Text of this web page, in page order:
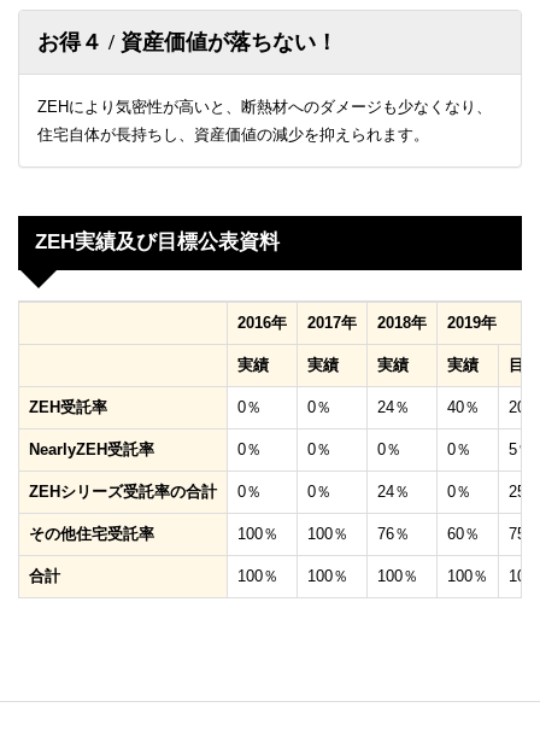
お得４ / 資産価値が落ちない！
ZEHにより気密性が高いと、断熱材へのダメージも少なくなり、
住宅自体が長持ちし、資産価値の減少を抑えられます。
ZEH実績及び目標公表資料
2016年 2017年 2018年 2019年
実績 実績 実績 実績 目標
ZEH受託率 0％ 0％ 24％ 40％ 20％
NearlyZEH受託率 0％ 0％ 0％ 0％ 5％
ZEHシリーズ受託率の合計 0％ 0％ 24％ 0％ 25％
その他住宅受託率 100％ 100％ 76％ 60％ 75％
合計 100％ 100％ 100％ 100％ 100